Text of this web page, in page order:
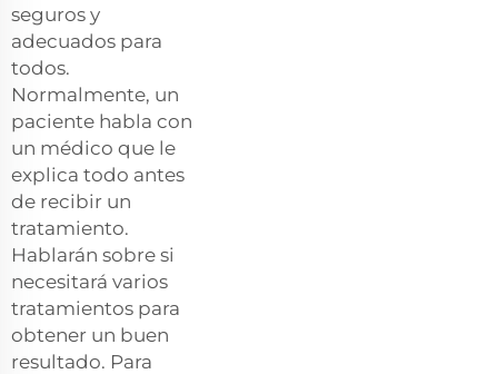
seguros y
adecuados para
todos.
Normalmente, un
paciente habla con
un médico que le
explica todo antes
de recibir un
tratamiento.
Hablarán sobre si
necesitará varios
tratamientos para
obtener un buen
resultado. Para